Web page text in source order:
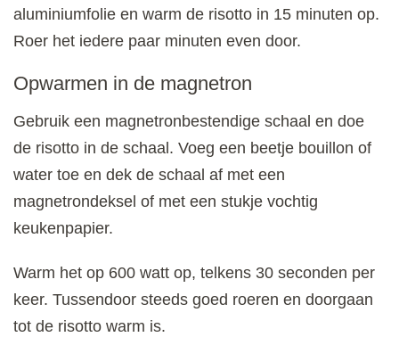
aluminiumfolie en warm de risotto in 15 minuten op.
Roer het iedere paar minuten even door.
Opwarmen in de magnetron
Gebruik een magnetronbestendige schaal en doe
de risotto in de schaal. Voeg een beetje bouillon of
water toe en dek de schaal af met een
magnetrondeksel of met een stukje vochtig
keukenpapier.
Warm het op 600 watt op, telkens 30 seconden per
keer. Tussendoor steeds goed roeren en doorgaan
tot de risotto warm is.